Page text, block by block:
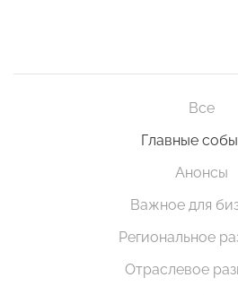
Все
Главные
Анонсы
Важное для
Региональное
Отраслевое